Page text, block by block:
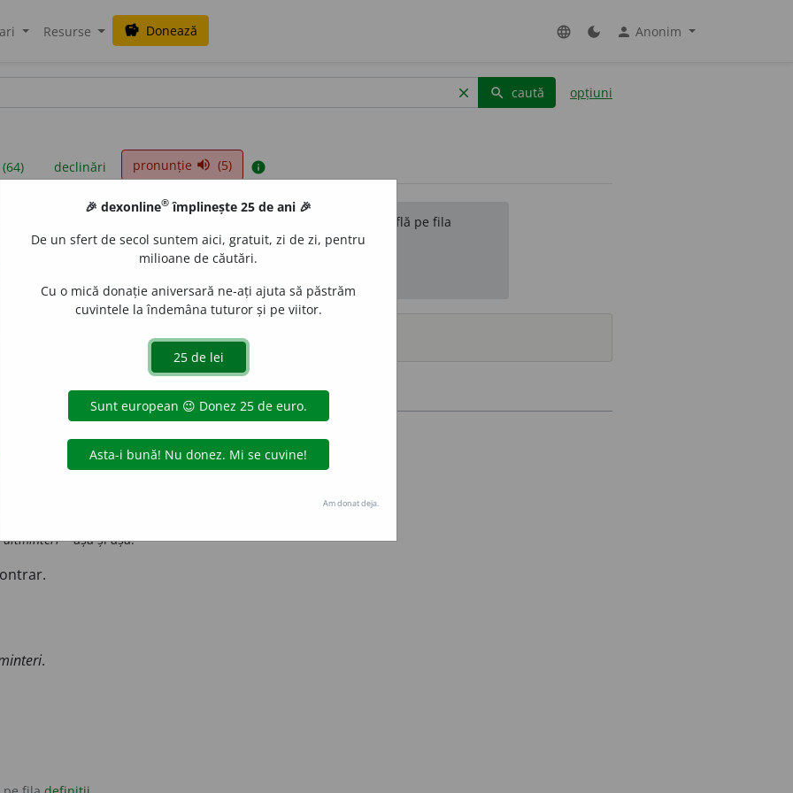
Resurse savings Donează language dark_mode person Anonim
clear search caută opțiuni
declinări pronunție volume_up (5) info
sunt compilate de echipa dexonline. Definițiile originale se află pe fila
reordona filele pe pagina depreferințe.
surse
antonime: astfel așa
aimintrea
altminteri= așa și așa.
.
🎉 dexonline® împlinește 25 de ani 🎉
De un sfert de secol suntem aici, gratuit, zi de zi, pentru
milioane de căutări.
Cu o mică donație aniversară ne-ați ajuta să păstrăm
cuvintele la îndemâna tuturor și pe viitor.
Am donat deja.